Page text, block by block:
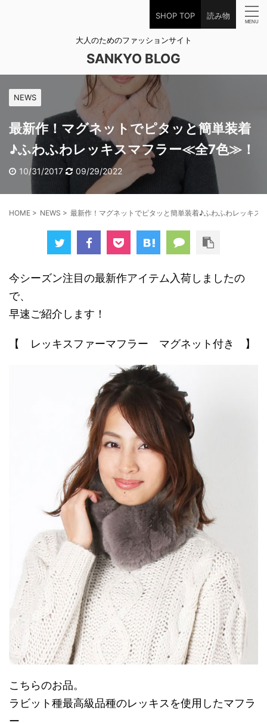
SHOP TOP 読み物
大人のためのファッションサイト
SANKYO BLOG
NEWS
最新作！マグネットでピタッと簡単装着
♪ふわふわレッキスマフラー≪全7色≫！
10/31/2017 09/29/2022
HOME > NEWS > 最新作！マグネットでピタッと簡単装着♪ふわふわレッキ
今シーズン注目の最新作アイテム入荷しましたの
で、
早速ご紹介します！
【 レッキスファーマフラー マグネット付き 】
こちらのお品。
ラビット種最高級品種のレッキスを使用したマフラ